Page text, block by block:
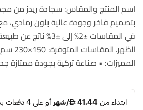
بتصميم فاخر وجودة عالية بلون
في المقاسات ±2% إلى
المميزات: • صناعة تركية بجودة ممتازة